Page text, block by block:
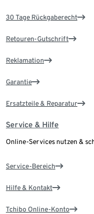
30 Tage Rückgaberecht
Retouren-Gutschrift
Reklamation
Garantie
Ersatzteile & Reparatur
Service & Hilfe
Online-Services nutzen &
Service-Bereich
Hilfe & Kontakt
Tchibo Online-Konto